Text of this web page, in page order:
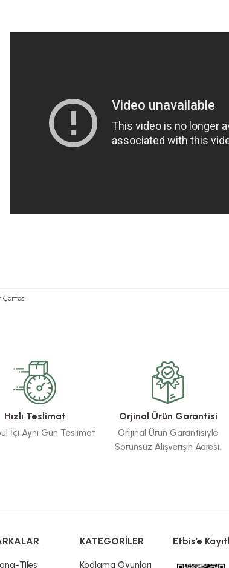
Hızlı Teslimat
İçi Aynı Gün Teslimat
Orjinal Ürün Garantisi
Orijinal Ürün Garantisiyle
Sorunsuz Alışverişin Adresi.
Tiles
KATEGORİLER
Kodlama Oyunları
Etbis’e